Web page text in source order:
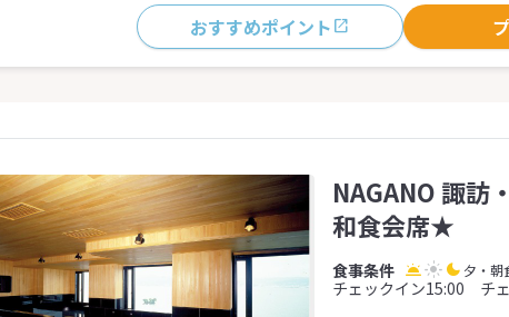
おすすめポイント
NAGANO 諏訪
和食会席★
夕・朝
チェックイン15:00 チ